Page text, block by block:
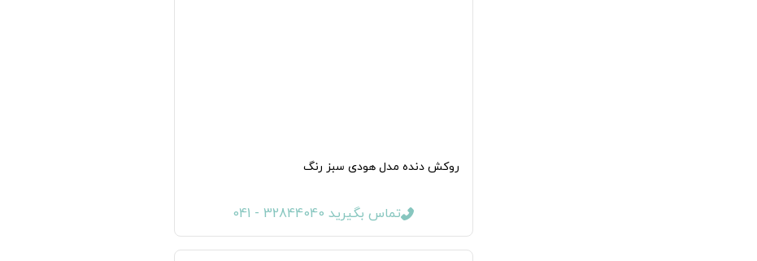
روکش دنده مدل هودی سبز رنگ
تماس بگیرید 32844040 - 041